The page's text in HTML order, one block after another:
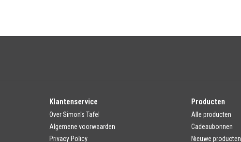
Klantenservice
Over Simon's Tafel
Algemene voorwaarden
Privacy Policy
Producten
Alle producten
Cadeaubonnen
Nieuwe producten